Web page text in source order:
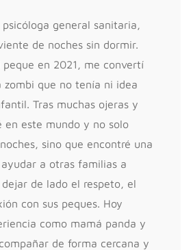
psicóloga general sanitaria,
de noches sin dormir.
peque en 2021, me convertí
zombi que no tenía ni idea
Tras muchas ojeras y
en este mundo y no solo
sino que encontré una
a otras familias a
de lado el respeto, el
con sus peques. Hoy
como mamá panda y
de forma cercana y